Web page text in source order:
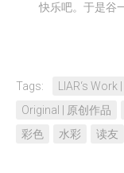
快乐吧。于是谷
Tags: LIAR‘s Work
Original | 原创作品
彩色
水彩 读友